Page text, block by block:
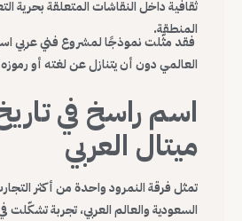
ثقافية داخل النقاشات المتعلقة بحرية
المنطقة.
فقد مثّلت نموذجًا لمشروع فني عربي
العالمي دون أن يتنازل عن لغته أو
اسم راسخ في
ميتال العربي
تمثل فرقة النمرود واحدة من أكثر
السعودية والعالم العربي، تجربة تشكّلت